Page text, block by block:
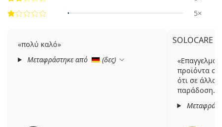
5×
πολύ καλό
Μεταφράστηκε από
(δες)
SOLOCARE
προϊόντα σε
ότι σε άλλα
παράδοση.